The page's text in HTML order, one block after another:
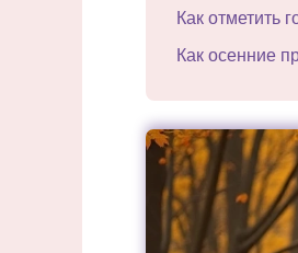
Как отметить
Как осенние